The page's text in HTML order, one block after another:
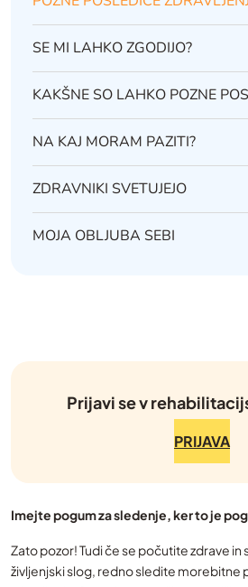
SE MI LAHKO ZGODIJO?
KAKŠNE SO LAHKO POZNE
NA KAJ MORAM PAZITI?
ZDRAVNIKI SVETUJEJO
MOJA OBLJUBA SEBI
Prijavi se v
PRIJAVA
Imejte pogum za sledenje, ker to je
Zato pozor! Tudi če se počutite zdrave in
življenjski slog, redno sledite morebitne